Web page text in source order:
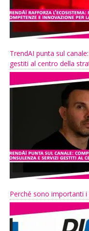
TrendAI punta sul
gestiti al centro della
Perché sono importanti